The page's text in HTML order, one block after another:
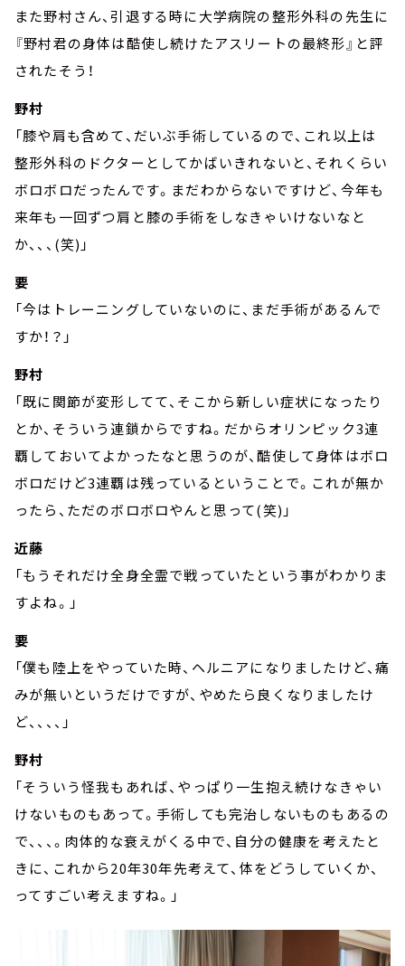
また野村さん、引退する時に大学病院の整形外科の先生に
『野村君の身体は酷使し続けたアスリートの最終形』と評
されたそう！
野村
「膝や肩も含めて、だいぶ手術しているので、これ以上は
整形外科のドクターとしてかばいきれないと、それくらい
ボロボロだったんです。まだわからないですけど、今年も
来年も一回ずつ肩と膝の手術をしなきゃいけないなと
か、、、(笑)」
要
「今はトレーニングしていないのに、まだ手術があるんで
すか！？」
野村
「既に関節が変形してて、そこから新しい症状になったり
とか、そういう連鎖からですね。だからオリンピック3連
覇しておいてよかったなと思うのが、酷使して身体はボロ
ボロだけど3連覇は残っているということで。これが無か
ったら、ただのボロボロやんと思って(笑)」
近藤
「もうそれだけ全身全霊で戦っていたという事がわかりま
すよね。」
要
「僕も陸上をやっていた時、ヘルニアになりましたけど、痛
みが無いというだけですが、やめたら良くなりましたけ
ど、、、、」
野村
「そういう怪我もあれば、やっぱり一生抱え続けなきゃい
けないものもあって。手術しても完治しないものもあるの
で、、、。肉体的な衰えがくる中で、自分の健康を考えたと
きに、これから20年30年先考えて、体をどうしていくか、
ってすごい考えますね。」